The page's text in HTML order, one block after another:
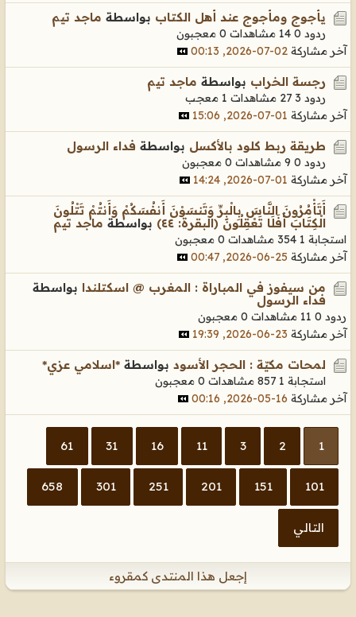
يأجوج ومأجوج عند أهل الكتاب بواسطة ماجد تيم
ردود 0 14 مشاهدات
0 معجبون
آخر مشاركة 02-07-2026, 00:13
رجسة الخراب بواسطة ماجد تيم
ردود 3 27 مشاهدات
1 معجب
آخر مشاركة 01-07-2026, 15:06
طريقة ربط كلود بالأكسل بواسطة فداء الرسول
ردود 0 9 مشاهدات
0 معجبون
آخر مشاركة 01-07-2026, 14:24
أَتَأْمُرُونَ النَّاسَ بِالْبِرِّ وَتَنسَوْنَ أَنفُسَكُمْ وَأَنتُمْ تَتْلُونَ
الْكِتَابَ أَفَلَا تَعْقِلُونَ ‎﴿البقرة: ٤٤﴾‏
بواسطة ماجد تيم
استجابة 1 354 مشاهدات
0 معجبون
آخر مشاركة 25-06-2026, 00:47
من سيفوز في المباراة : المغرب @ اسكتلندا بواسطة
فداء الرسول
ردود 0 11 مشاهدات
0 معجبون
آخر مشاركة 23-06-2026, 19:39
لمحات مكيّة : الحجر الأسود بواسطة *اسلامي عزي*
استجابة 1 857 مشاهدات
0 معجبون
آخر مشاركة 16-05-2026, 00:16
1
2
3
11
16
31
61
101
151
201
251
301
658
التالي
إجعل هذا المنتدى كمقروء